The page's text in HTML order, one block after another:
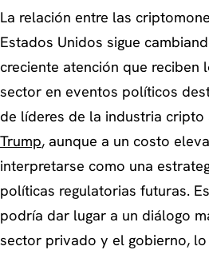
La relación entre las
Estados Unidos sigue
creciente atención que reciben
sector en eventos políticos
de líderes de la industria cripto
Trump, aunque a un costo
interpretarse como una
políticas regulatorias futuras.
podría dar lugar a un diálogo
sector privado y el gobierno,